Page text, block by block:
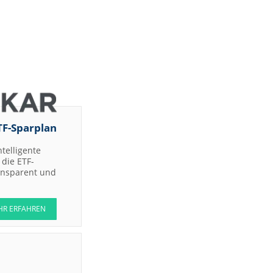
Sparplan
ETF-
und
ERFAHREN